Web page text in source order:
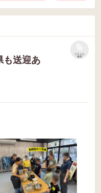
も送迎あ
リストに
保存